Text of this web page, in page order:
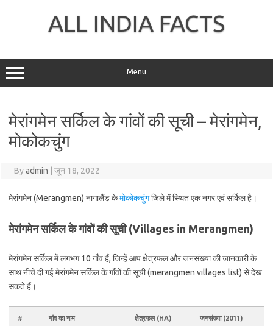
ALL INDIA FACTS
Menu
मेरांगमेन सर्किल के गांवों की सूची – मेरांगमेन,
मोकोकचुंग
Byadmin जून 18, 2022
मेरांगमेन (Merangmen) नागालैंड केमोकोकचुंगजिले में स्थित एक नगर एवं सर्किल है।
मेरांगमेन सर्किल के गांवों की सूची (Villages in Merangmen)
मेरांगमेन सर्किल में लगभग 10 गाँव हैं, जिन्हें आप क्षेत्रफल और जनसंख्या की जानकारी के
साथ नीचे दी गई मेरांगमेन सर्किल के गाँवों की सूची (merangmen villages list) से देख
सकते हैं।
# गांव का नाम क्षेत्रफल (HA) जनसंख्या (2011)